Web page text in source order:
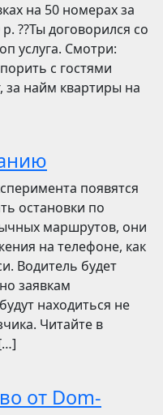
на 50 номерах за
??Ты договорился со
услуга. Смотри:
с гостями
за найм квартиры на
появятся
остановки по
маршрутов, они
на телефоне, как
Водитель будет
заявкам
находиться не
Читайте в
от Dom-